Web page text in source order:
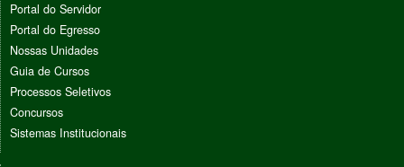
Portal do Servidor
Portal do Egresso
Nossas Unidades
Guia de Cursos
Processos Seletivos
Concursos
Sistemas Institucionais